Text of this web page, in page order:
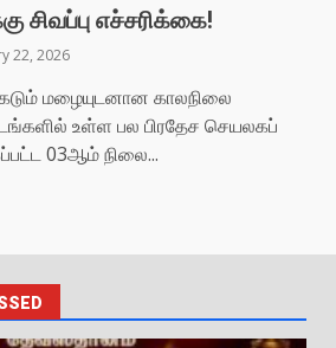
சிவப்பு எச்சரிக்கை!
22, 2026
கடும் மழையுடனான காலநிலை
உள்ள பல பிரதேச செயலகப்
03ஆம் நிலை...